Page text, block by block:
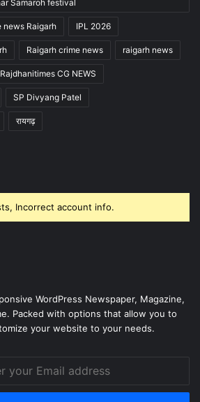
Samaroh festival
news Raigarh IPL 2026
Raigarh crime news raigarh news
Rajdhanitimes CG NEWS
SP Divyang Patel
रायगढ़
Incorrect account info.
WordPress Newspaper, Magazine,
Packed with options that allow you to
your website to your needs.